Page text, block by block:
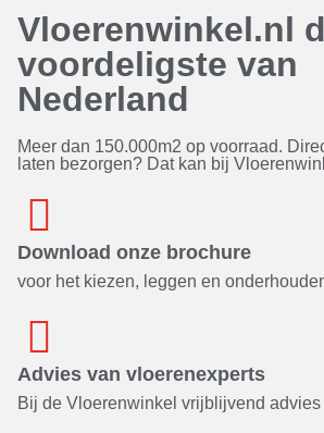
Vloerenwinkel.nl
voordeligste van
Nederland
Meer dan 150.000m2 op voorraad.
laten bezorgen? Dat kan bij
Download onze brochure
voor het kiezen, leggen en
Advies van vloerenexperts
Bij de Vloerenwinkel vrijblijvend advies